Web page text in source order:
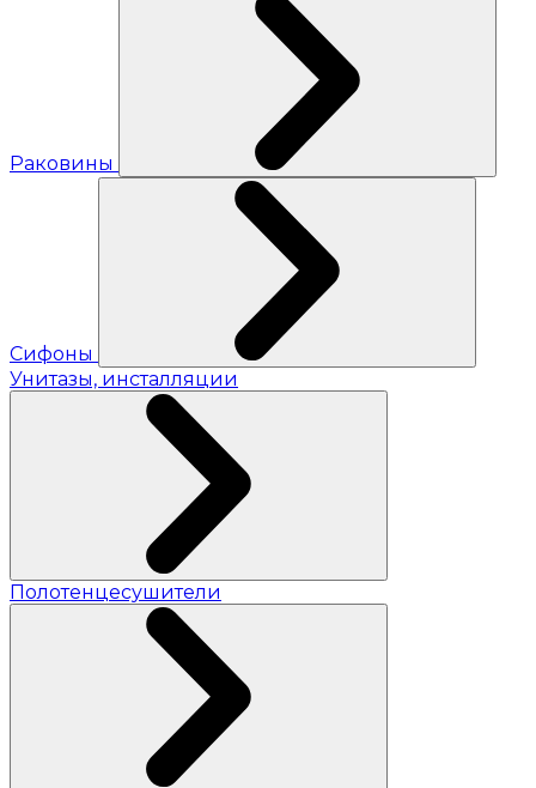
Раковины
Сифоны
Унитазы, инсталляции
Полотенцесушители